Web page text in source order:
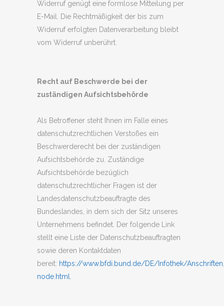
Widerruf genügt eine formlose Mitteilung per
E-Mail. Die Rechtmäßigkeit der bis zum
Widerruf erfolgten Datenverarbeitung bleibt
vom Widerruf unberührt.
Recht auf Beschwerde bei der
zuständigen Aufsichtsbehörde
Als Betroffener steht Ihnen im Falle eines
datenschutzrechtlichen Verstoßes ein
Beschwerderecht bei der zuständigen
Aufsichtsbehörde zu. Zuständige
Aufsichtsbehörde bezüglich
datenschutzrechtlicher Fragen ist der
Landesdatenschutzbeauftragte des
Bundeslandes, in dem sich der Sitz unseres
Unternehmens befindet. Der folgende Link
stellt eine Liste der Datenschutzbeauftragten
sowie deren Kontaktdaten
bereit: https://www.bfdi.bund.de/DE/Infothek/
node.html